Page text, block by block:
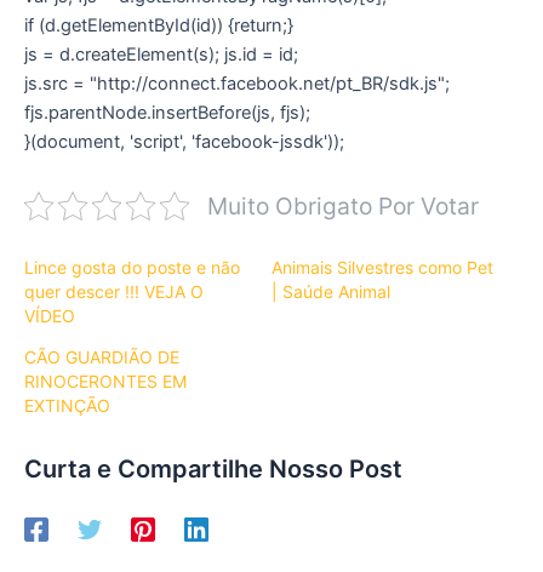
if (d.getElementById(id)) {return;}
js = d.createElement(s); js.id = id;
js.src = "http://connect.facebook.net/pt_BR/sdk.js";
fjs.parentNode.insertBefore(js, fjs);
}(document, 'script', 'facebook-jssdk'));
Muito Obrigato Por Votar
Lince gosta do poste e não
quer descer !!! VEJA O
VÍDEO
Animais Silvestres como Pet
| Saúde Animal
CÃO GUARDIÃO DE
RINOCERONTES EM
EXTINÇÃO
Curta e Compartilhe Nosso Post